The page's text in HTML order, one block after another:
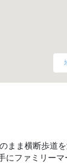
まま横断歩道
にファミリーマ